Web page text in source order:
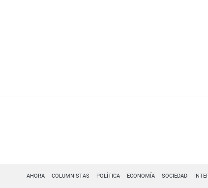
AHORA COLUMNISTAS POLÍTICA ECONOMÍA SOCIEDAD